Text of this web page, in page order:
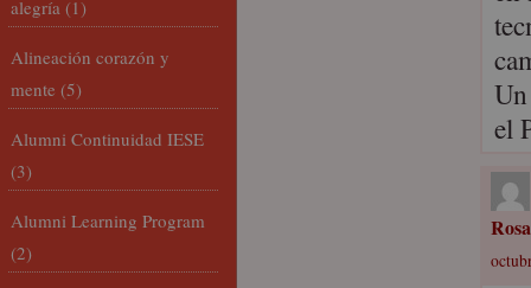
el
alegría (1)
Alineación corazón y
mente (5)
Alumni Continuidad IESE
(3)
Alumni Learning Program
(2)